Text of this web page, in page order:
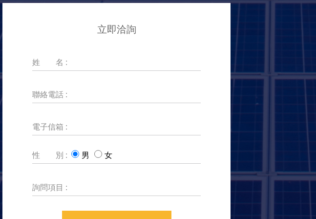
立即洽詢
姓 名 :
聯絡電話 :
電子信箱 :
性 別 : 男 女
詢問項目 :